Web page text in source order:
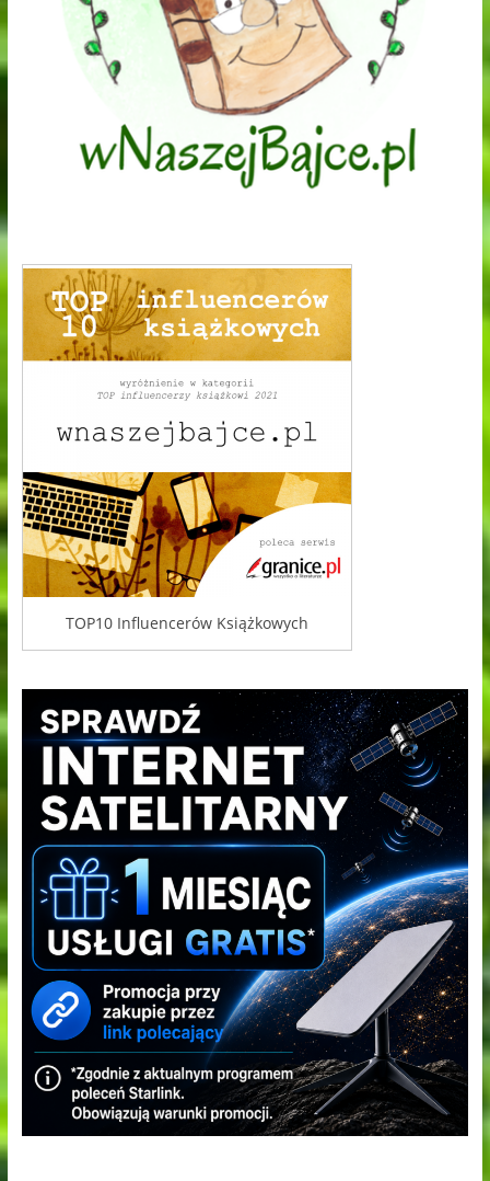
TOP10 Influencerów Książkowych